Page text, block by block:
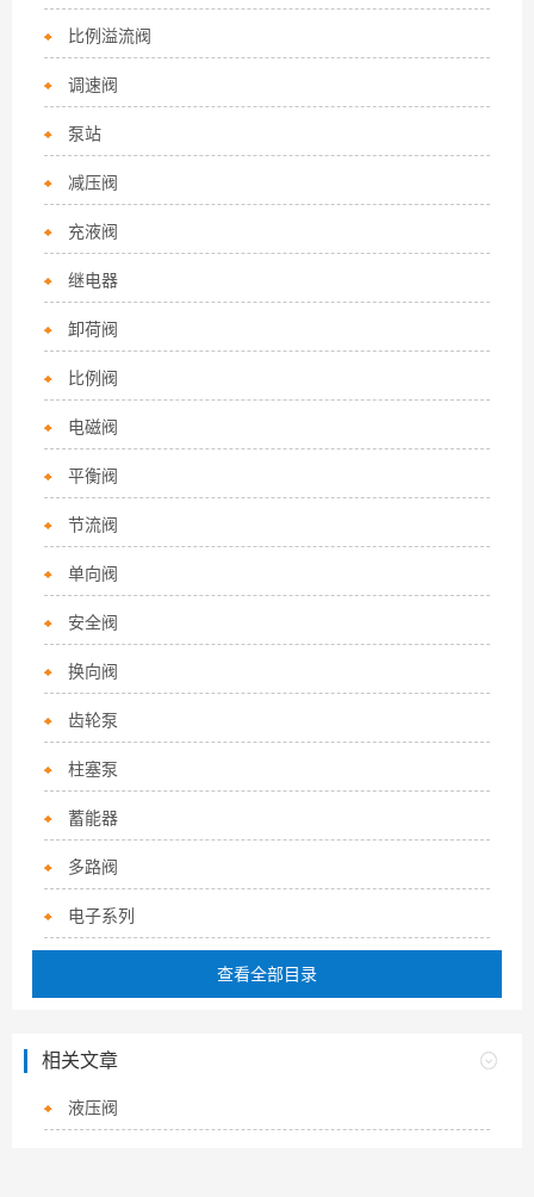
比例溢流阀
调速阀
泵站
减压阀
充液阀
继电器
卸荷阀
比例阀
电磁阀
平衡阀
节流阀
单向阀
安全阀
换向阀
齿轮泵
柱塞泵
蓄能器
多路阀
电子系列
查看全部目录
相关文章
液压阀